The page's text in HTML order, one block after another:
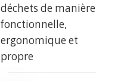
déchets de manière
fonctionnelle,
ergonomique et
propre